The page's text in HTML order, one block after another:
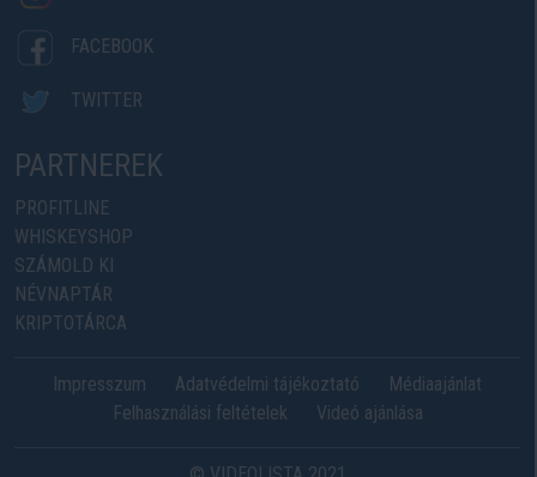
FACEBOOK
TWITTER
PARTNEREK
PROFITLINE
WHISKEYSHOP
SZÁMOLD KI
NÉVNAPTÁR
KRIPTOTÁRCA
Impresszum Adatvédelmi tájékoztató
Médiaajánlat
Felhasználási feltételek
Videó ajánlása